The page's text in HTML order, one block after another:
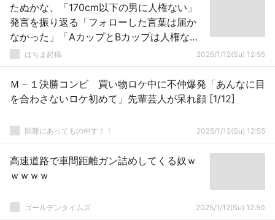
たぬかな、「170cm以下の男に人権ない」
発言を振り返る「フォローした言葉は届か
なかった」「AカップとBカップは人権な
い、も言ったけど全く燃えんかった」
はちま起稿 2025/1/12(Su) 12:55
Ｍ－１決勝コンビ 買い物ロケ中に不仲爆発「あんなに目
を合わさないロケ初めて」先輩芸人が呆れ顔 [1/12]
国難にあってもの申す！！ 2025/1/12(Su) 12:55
高速道路で車間距離ガン詰めしてくる奴ｗ
ｗｗｗｗ
ゴールデンタイムズ 2025/1/12(Su) 12:50